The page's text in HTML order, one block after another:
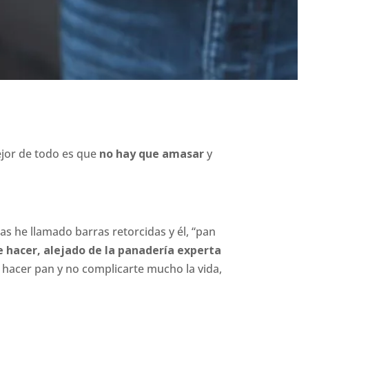
de todo es que no hay que amasary
he llamado barras retorcidas y él, “pan
hacer, alejado de la panadería experta
pan y no complicarte mucho la vida,